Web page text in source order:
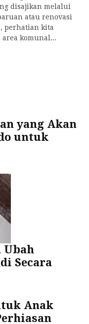
disajikan melalui
atau renovasi
perhatian kita
komunal...
yang Akan
untuk
Ubah
Secara
Anak